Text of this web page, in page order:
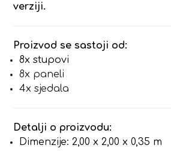
verziji.
Proizvod se sastoji od:
8x stupovi
8x paneli
4x sjedala
Detalji o proizvodu:
Dimenzije: 2,00 x 2,00 x 0,35 m